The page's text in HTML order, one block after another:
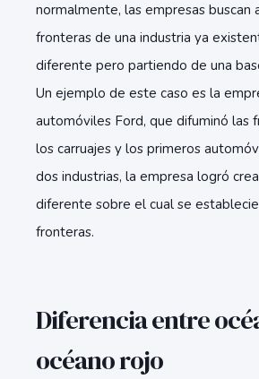
normalmente, las empresas buscan
fronteras de una industria ya
diferente pero partiendo de una
Un ejemplo de este caso es la
automóviles Ford, que difuminó las
los carruajes y los primeros
dos industrias, la empresa logró
diferente sobre el cual se
fronteras.
Diferencia entre
océano rojo